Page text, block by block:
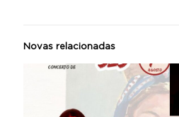
Novas relacionadas